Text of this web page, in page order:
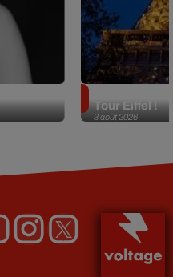
3 août 2026
Tour Eiffel !